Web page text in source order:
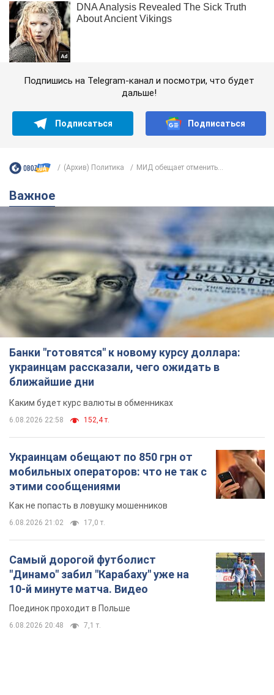
Подпишись на Telegram-канал и посмотри, что будет
дальше!
Подписаться Подписаться
(Архив) Политика МИД обещает отменить...
Важное
Банки "готовятся" к новому курсу доллара:
украинцам рассказали, чего ожидать в
ближайшие дни
Каким будет курс валюты в обменниках
6.08.2026 22:58 152,4 т.
Украинцам обещают по 850 грн от
мобильных операторов: что не так с
этими сообщениями
Как не попасть в ловушку мошенников
6.08.2026 21:02 17,0 т.
Самый дорогой футболист
"Динамо" забил "Карабаху" уже на
10-й минуте матча. Видео
Поединок проходит в Польше
6.08.2026 20:48 7,1 т.